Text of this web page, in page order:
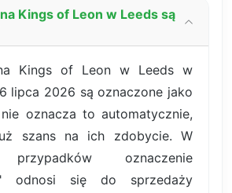
Kings of Leon w Leeds są
Kings of Leon w Leeds w
lipca 2026 są oznaczone jako
oznacza to automatycznie,
szans na ich zdobycie. W
przypadków oznaczenie
odnosi się do sprzedaży